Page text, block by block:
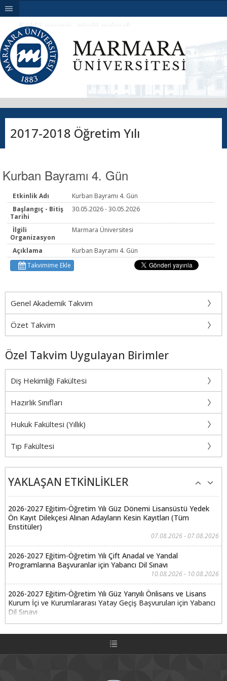
|||
2017-2018 Öğretim Yılı
Kurban Bayramı 4. Gün
Etkinlik Adı
Kurban Bayramı 4. Gün
Başlangıç - Bitiş
Tarihi
30.05.2026 - 30.05.2026
İlgili
Organizasyon
Marmara Üniversitesi
Açıklama
Kurban Bayramı 4. Gün
Takvimime Ekle
Genel Akademik Takvim
Özet Takvim
Özel Takvim Uygulayan Birimler
Diş Hekimliği Fakültesi
Hazırlık Sınıfları
Hukuk Fakültesi (Yıllık)
Tıp Fakültesi
YAKLAŞAN ETKİNLİKLER
2026-2027 Eğitim-Öğretim Yılı Güz Dönemi Lisansüstü Yedek
Ön Kayıt Dilekçesi Alınan Adayların Kesin Kayıtları (Tüm
Enstitüler)
07.08.2026 - 07.08.2026
2026-2027 Eğitim-Öğretim Yılı Çift Anadal ve Yandal
Programlarına Başvuranlar için Yabancı Dil Sınavı
10.08.2026 - 10.08.2026
2026-2027 Eğitim-Öğretim Yılı Güz Yarıyılı Önlisans ve Lisans
Kurum İçi ve Kurumlararası Yatay Geçiş Başvuruları için Yabancı
Dil Sınavı
2026-2027 Eğitim-Öğretim Yılı Çift Anadal ve Yandal
Programlarına Başvuranlar için Özel Yetenek Sınavları
2026-2027 Eğitim-Öğretim Yılı Güz Yarıyılı Önlisans ve Lisans